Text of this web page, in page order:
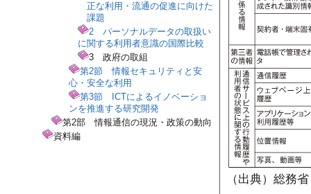
（出典）総務
正な利用・流通の促進に向けた
課題
2 パーソナルデータの取扱い
に関する利用者意識の国際比較
3 政府の取組
第2節 情報セキュリティと安
心・安全な利用
第3節 ICTによるイノベーショ
ンを推進する研究開発
第2部 情報通信の現況・政策の動向
資料編